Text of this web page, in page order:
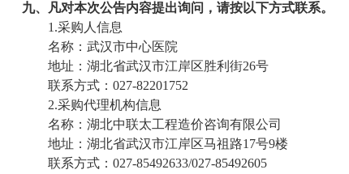
九、凡对本次公告内容提出询问，请按以下方式联系。
1.采购人信息
名称：武汉市中心医院
地址：湖北省武汉市江岸区胜利街26号
联系方式： 027-82201752
2.采购代理机构信息
名称：湖北中联太工程造价咨询有限公司
地址：湖北省武汉市江岸区马祖路17号9楼
联系方式： 027-85492633/027-85492605